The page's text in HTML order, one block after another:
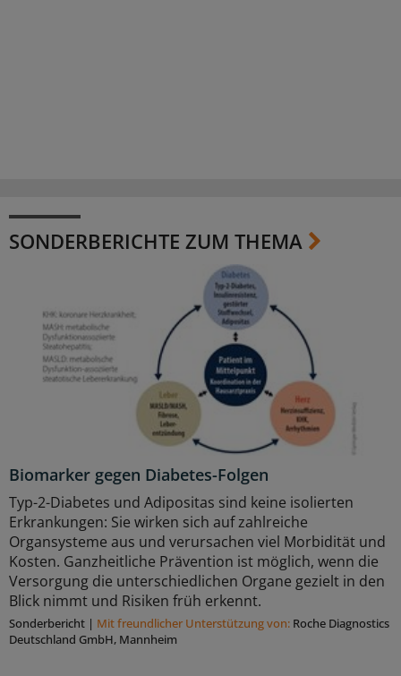
SONDERBERICHTE ZUM THEMA
Biomarker gegen Diabetes-Folgen
Typ-2-Diabetes und Adipositas sind keine isolierten
Erkrankungen: Sie wirken sich auf zahlreiche
Organsysteme aus und verursachen viel Morbidität und
Kosten. Ganzheitliche Prävention ist möglich, wenn die
Versorgung die unterschiedlichen Organe gezielt in den
Blick nimmt und Risiken früh erkennt.
Sonderbericht | Mit freundlicher Unterstützung von: Roche Diagnostics
Deutschland GmbH, Mannheim